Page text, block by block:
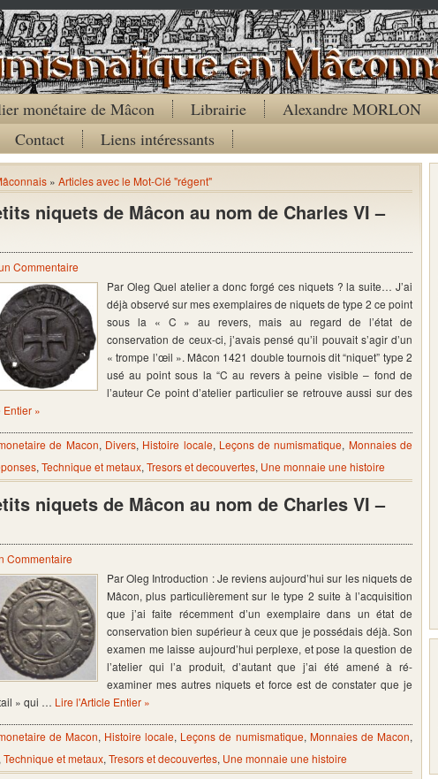
monétaire de Mâcon Librairie
Alexandre MORLON
Contact Liens intéressants
» Articles avec le Mot-Clé "régent"
niquets de Mâcon au nom de Charles VI –
Commentaire
Par Oleg Quel atelier a donc forgé ces niquets ? la suite… J’ai
déjà observé sur mes exemplaires de niquets de type 2 ce point
sous la « C » au revers, mais au regard de l’état de
conservation de ceux-ci, j’avais pensé qu’il pouvait s’agir d’un
« trompe l’œil ». Mâcon 1421 double tournois dit “niquet” type 2
usé au point sous la “C au revers à peine visible – fond de
l’auteur Ce point d’atelier particulier se retrouve aussi sur des
Entier »
de Macon, Divers, Histoire locale, Leçons de numismatique, Monnaies de
, Technique et metaux, Tresors et decouvertes, Une monnaie une histoire
niquets de Mâcon au nom de Charles VI –
Commentaire
Par Oleg Introduction : Je reviens aujourd’hui sur les niquets de
Mâcon, plus particulièrement sur le type 2 suite à l’acquisition
que j’ai faite récemment d’un exemplaire dans un état de
conservation bien supérieur à ceux que je possédais déjà. Son
examen me laisse aujourd’hui perplexe, et pose la question de
l’atelier qui l’a produit, d’autant que j’ai été amené à ré-
examiner mes autres niquets et force est de constater que je
» qui … Lire l'Article Entier »
de Macon, Histoire locale, Leçons de numismatique, Monnaies de Macon,
Technique et metaux, Tresors et decouvertes, Une monnaie une histoire